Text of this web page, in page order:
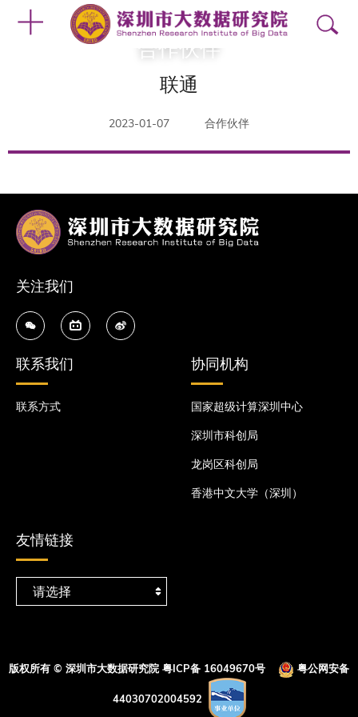
合作伙伴
联通
2023-01-07 合作伙伴
关注我们
联系我们
联系方式
协同机构
国家超级计算深圳中心
深圳市科创局
龙岗区科创局
香港中文大学（深圳）
友情链接
版权所有 © 深圳市大数据研究院 粤ICP备 16049670号 粤公网安备
44030702004592